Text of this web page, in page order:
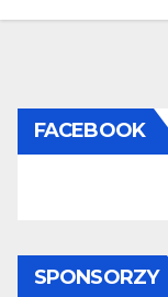
FACEBOOK
SPONSORZY